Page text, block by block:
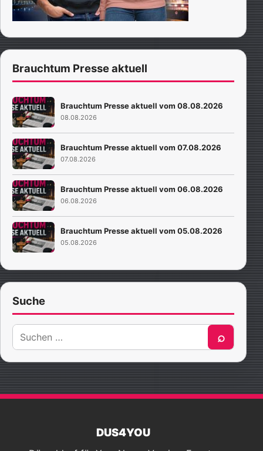
Brauchtum Presse aktuell
Brauchtum Presse aktuell vom 08.08.2026
08.08.2026
Brauchtum Presse aktuell vom 07.08.2026
07.08.2026
Brauchtum Presse aktuell vom 06.08.2026
06.08.2026
Brauchtum Presse aktuell vom 05.08.2026
05.08.2026
Suche
Suche
nach:
⌕
DUS4YOU